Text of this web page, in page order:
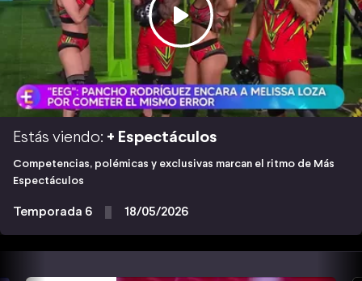
Estás viendo: + Espectáculos
Competencias, polémicas y exclusivas marcan el ritmo de Más
Espectáculos
Temporada 6 18/05/2026